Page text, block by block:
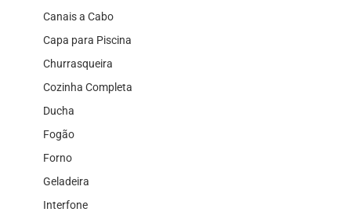
Canais a Cabo
Capa para Piscina
Churrasqueira
Cozinha Completa
Ducha
Fogão
Forno
Geladeira
Interfone